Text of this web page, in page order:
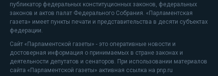
публикатор федеральных конституционных законов, федеральных
законов и актов палат Федерального Собрания. «Парламентская
газета» имеет пункты печати и представительства в десяти субъектах
федерации.
Сайт «Парламентской газеты» - это оперативные новости и
достоверная информация о принимаемых в стране законах и
деятельности депутатов и сенаторов. При использовании материалов
сайта «Парламентской газеты» активная ссылка на pnp.ru